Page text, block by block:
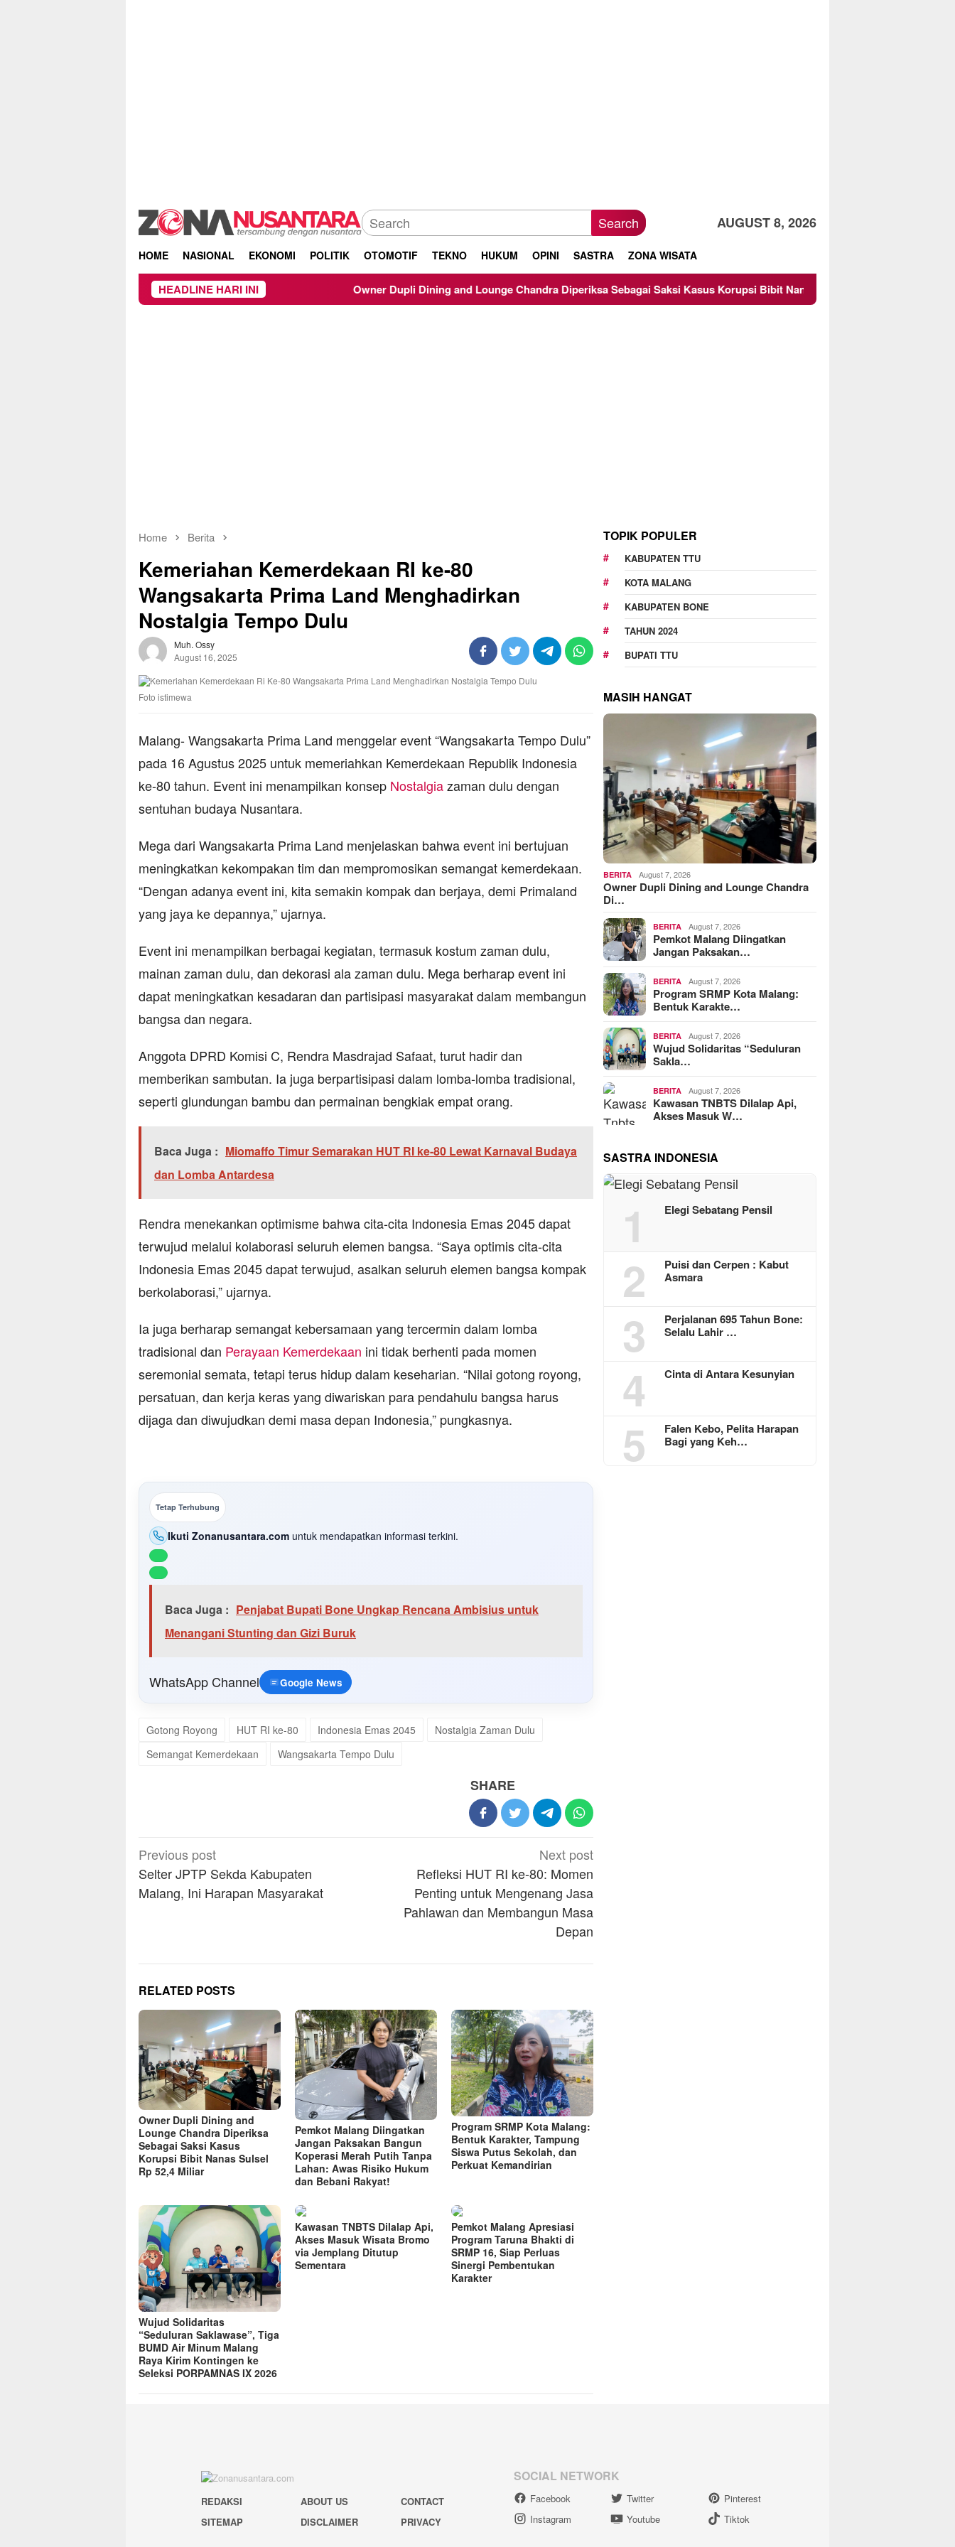
Search AUGUST 8, 2026
HOME NASIONAL EKONOMI POLITIK OTOMOTIF TEKNO HUKUM OPINI SASTRA ZONA WISATA
HEADLINE HARI INI Owner Dupli Dining and Lounge Chandra Diperiksa Sebagai Saksi Kasus Korupsi Bibit Nanas Sulsel Rp 52,4 Miliar
Home Berita
Kemeriahan Kemerdekaan RI ke-80
Wangsakarta Prima Land Menghadirkan
Nostalgia Tempo Dulu
Muh. Ossy
August 16, 2025
Foto istimewa
Malang- Wangsakarta Prima Land menggelar event “Wangsakarta Tempo Dulu”
pada 16 Agustus 2025 untuk memeriahkan Kemerdekaan Republik Indonesia
ke-80 tahun. Event ini menampilkan konsep Nostalgiazaman dulu dengan
sentuhan budaya Nusantara.
Mega dari Wangsakarta Prima Land menjelaskan bahwa event ini bertujuan
meningkatkan kekompakan tim dan mempromosikan semangat kemerdekaan.
“Dengan adanya event ini, kita semakin kompak dan berjaya, demi Primaland
yang jaya ke depannya,” ujarnya.
Event ini menampilkan berbagai kegiatan, termasuk kostum zaman dulu,
mainan zaman dulu, dan dekorasi ala zaman dulu. Mega berharap event ini
dapat meningkatkan kesadaran dan partisipasi masyarakat dalam membangun
bangsa dan negara.
Anggota DPRD Komisi C, Rendra Masdrajad Safaat, turut hadir dan
memberikan sambutan. Ia juga berpartisipasi dalam lomba-lomba tradisional,
seperti glundungan bambu dan permainan bengkiak empat orang.
Baca Juga : Miomaffo Timur Semarakan HUT RI ke-80 Lewat Karnaval Budaya
dan Lomba Antardesa
Rendra menekankan optimisme bahwa cita-cita Indonesia Emas 2045 dapat
terwujud melalui kolaborasi seluruh elemen bangsa. “Saya optimis cita-cita
Indonesia Emas 2045 dapat terwujud, asalkan seluruh elemen bangsa kompak
berkolaborasi,” ujarnya.
Ia juga berharap semangat kebersamaan yang tercermin dalam lomba
tradisional dan Perayaan Kemerdekaan ini tidak berhenti pada momen
seremonial semata, tetapi terus hidup dalam keseharian. “Nilai gotong royong,
persatuan, dan kerja keras yang diwariskan para pendahulu bangsa harus
dijaga dan diwujudkan demi masa depan Indonesia,” pungkasnya.
Tetap Terhubung
Ikuti Zonanusantara.com untuk mendapatkan informasi terkini.
Baca Juga : Penjabat Bupati Bone Ungkap Rencana Ambisius untuk
Menangani Stunting dan Gizi Buruk
WhatsApp Channel Google News
Gotong Royong HUT RI ke-80 Indonesia Emas 2045
Nostalgia Zaman Dulu
Semangat Kemerdekaan
Wangsakarta Tempo Dulu
SHARE
Post
navigation
Previous post
Selter JPTP Sekda Kabupaten
Malang, Ini Harapan Masyarakat
Next post
Refleksi HUT RI ke-80: Momen
Penting untuk Mengenang Jasa
Pahlawan dan Membangun Masa
Depan
RELATED POSTS
Owner Dupli Dining and
Lounge Chandra Diperiksa
Sebagai Saksi Kasus
Korupsi Bibit Nanas Sulsel
Rp 52,4 Miliar
Pemkot Malang Diingatkan
Jangan Paksakan Bangun
Koperasi Merah Putih Tanpa
Lahan: Awas Risiko Hukum
dan Bebani Rakyat!
Program SRMP Kota Malang:
Bentuk Karakter, Tampung
Siswa Putus Sekolah, dan
Perkuat Kemandirian
Wujud Solidaritas
“Seduluran Saklawase”, Tiga
BUMD Air Minum Malang
Raya Kirim Kontingen ke
Seleksi PORPAMNAS IX 2026
Kawasan TNBTS Dilalap Api,
Akses Masuk Wisata Bromo
via Jemplang Ditutup
Sementara
Pemkot Malang Apresiasi
Program Taruna Bhakti di
SRMP 16, Siap Perluas
Sinergi Pembentukan
Karakter
TOPIK POPULER
KABUPATEN TTU
KOTA MALANG
KABUPATEN BONE
TAHUN 2024
BUPATI TTU
MASIH HANGAT
BERITA August 7, 2026
Owner Dupli Dining and Lounge Chandra
Di…
BERITA August 7, 2026
Pemkot Malang Diingatkan
Jangan Paksakan…
BERITA August 7, 2026
Program SRMP Kota Malang:
Bentuk Karakte…
BERITA August 7, 2026
Wujud Solidaritas “Seduluran
Sakla…
BERITA August 7, 2026
Kawasan TNBTS Dilalap Api,
Akses Masuk W…
SASTRA INDONESIA
1 Elegi Sebatang Pensil
2
Puisi dan Cerpen : Kabut
Asmara
3
Perjalanan 695 Tahun Bone:
Selalu Lahir …
4 Cinta di Antara Kesunyian
5
Falen Kebo, Pelita Harapan
Bagi yang Keh…
REDAKSI ABOUT US
CONTACT
SITEMAP
DISCLAIMER PRIVACY
SOCIAL NETWORK
Facebook Twitter
Pinterest
Instagram
Youtube Tiktok